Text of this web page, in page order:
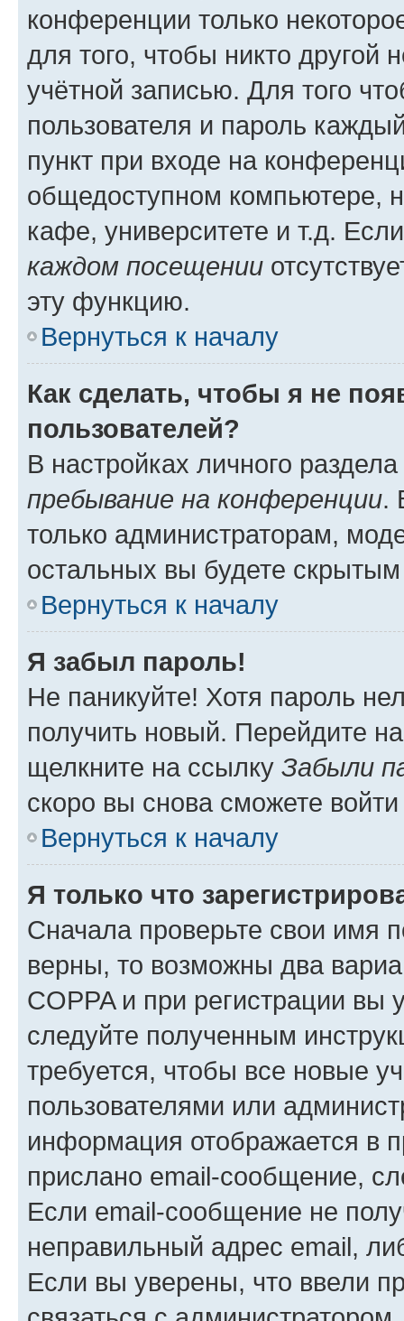
конференции только
для того, чтобы никто другой
учётной записью. Для того
пользователя и пароль
пункт при входе на
общедоступном компьютере,
кафе, университете и т.д.
каждом посещении
эту функцию.
Вернуться к началу
Как сделать, чтобы я не
пользователей?
В настройках личного
пребывание на конференции.
только администраторам,
остальных вы будете
Вернуться к началу
Я забыл пароль!
Не паникуйте! Хотя пароль
получить новый. Перейдите
щелкните на ссылку Забыли
скоро вы снова сможете
Вернуться к началу
Я только что
Сначала проверьте свои имя
верны, то возможны два
COPPA и при регистрации вы
следуйте полученным
требуется, чтобы все новые
пользователями или
информация отображается в
прислано email-сообщение,
Если email-сообщение не
неправильный адрес email,
Если вы уверены, что ввели